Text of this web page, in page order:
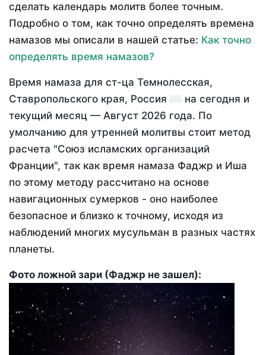
сделать календарь молитв более точным.
Подробно о том, как точно определять времена
намазов мы описали в нашей статье: Как точно
определять время намазов?
Время намаза для ст-ца Темнолесская,
Ставропольского края, Россия
на сегодня и
текущий месяц — Август 2026 года. По
умолчанию для утренней молитвы стоит метод
расчета "Союз исламских организаций
Франции", так как время намаза Фаджр и Иша
по этому методу рассчитано на основе
навигационных сумерков - оно наиболее
безопасное и близко к точному, исходя из
наблюдений многих мусульман в разных частях
планеты.
Фото ложной зари (Фаджр не зашел):